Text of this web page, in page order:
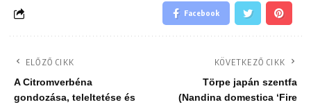
Facebook
ELŐZŐ CIKK
A Citromverbéna
gondozása, teleltetése és
KÖVETKEZŐ CIKK
Törpe japán szentfa
(Nandina domestica ‘Fire